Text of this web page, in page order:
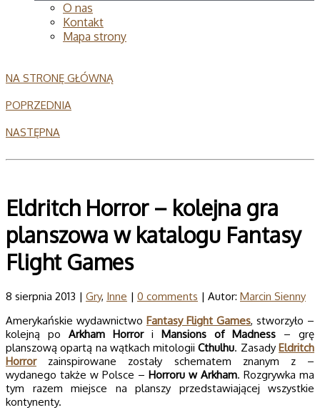
O nas
Kontakt
Mapa strony
NA STRONĘ GŁÓWNĄ
POPRZEDNIA
NASTĘPNA
Eldritch Horror – kolejna gra
planszowa w katalogu Fantasy
Flight Games
8 sierpnia 2013 | Gry, Inne | 0 comments | Autor: Marcin Sienny
Amerykańskie wydawnictwo Fantasy Flight Games, stworzyło –
kolejną po Arkham Horrori Mansions of Madness – grę
planszową opartą na wątkach mitologiiCthulhu. Zasady Eldritch
Horrorzainspirowane zostały schematem znanym z –
wydanego także w Polsce – Horroru w Arkham. Rozgrywka ma
tym razem miejsce na planszy przedstawiającej wszystkie
kontynenty.